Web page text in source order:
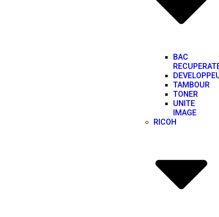
BAC
TAMBOUR
TONER
UNITE
IMAGE
RICOH